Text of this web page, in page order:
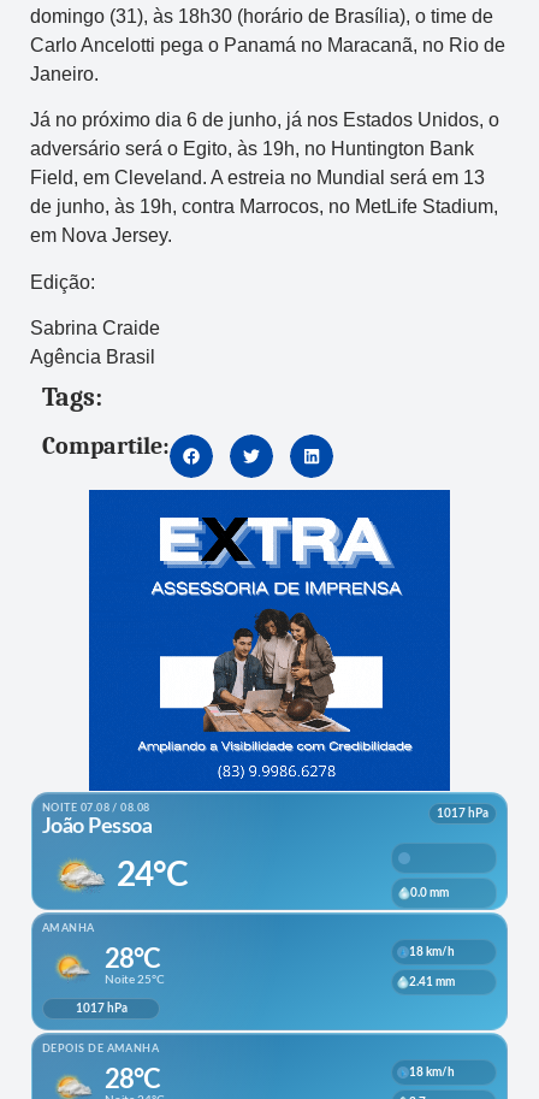
domingo (31), às 18h30 (horário de Brasília), o time de
Carlo Ancelotti pega o Panamá no Maracanã, no Rio de
Janeiro.
Já no próximo dia 6 de junho, já nos Estados Unidos, o
adversário será o Egito, às 19h, no Huntington Bank
Field, em Cleveland. A estreia no Mundial será em 13
de junho, às 19h, contra Marrocos, no MetLife Stadium,
em Nova Jersey.
Edição:
Sabrina Craide
Agência Brasil
Tags:
Compartile: